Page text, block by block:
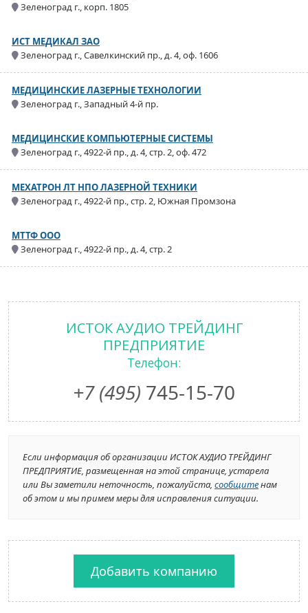
Зеленоград г., корп. 1805
ИСТ МЕДИКАЛ ЗАО
Зеленоград г., Савелкинский пр., д. 4, оф. 1606
МЕДИЦИНСКИЕ ЛАЗЕРНЫЕ ТЕХНОЛОГИИ
Зеленоград г., Западный 4-й пр.
МЕДИЦИНСКИЕ КОМПЬЮТЕРНЫЕ СИСТЕМЫ
Зеленоград г., 4922-й пр., д. 4, стр. 2, оф. 472
МЕХАТРОН ЛТ НПО ЛАЗЕРНОЙ ТЕХНИКИ
Зеленоград г., 4922-й пр., стр. 2, Южная Промзона
МТТФ ООО
Зеленоград г., 4922-й пр., д. 4, стр. 2
ИСТОК АУДИО ТРЕЙДИНГ
ПРЕДПРИЯТИЕ
Телефон:
+7 (495) 745-15-70
Если информация об организации ИСТОК АУДИО ТРЕЙДИНГ
ПРЕДПРИЯТИЕ, размещенная на этой странице, устарела
или Вы заметили неточность, пожалуйста, сообщитенам
об этом и мы примем меры для исправления ситуации.
Добавить компанию